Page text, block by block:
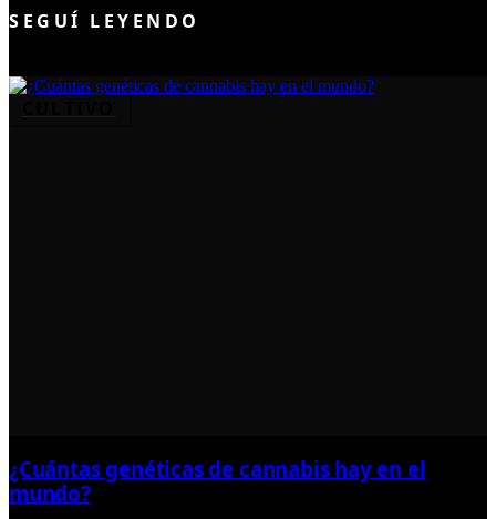
SEGUÍ LEYENDO
¿Cuántas genéticas de cannabis hay en el
mundo?